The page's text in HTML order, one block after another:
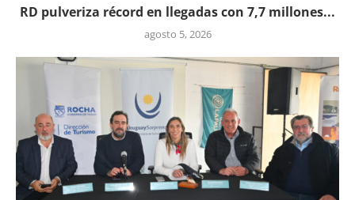
RD pulveriza récord en llegadas con 7,7 millones...
agosto 5, 2026